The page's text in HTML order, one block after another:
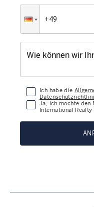
Ich habe die
Ja, ich möchte den
International Realty